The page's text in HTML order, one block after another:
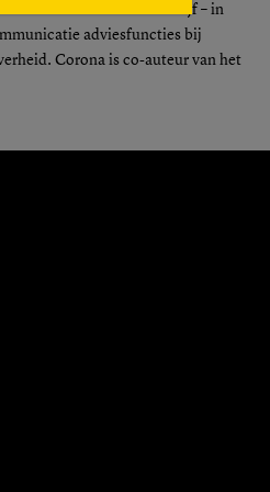
de start van haar bedrijf – in
adviesfuncties bij
Corona is co-auteur van het